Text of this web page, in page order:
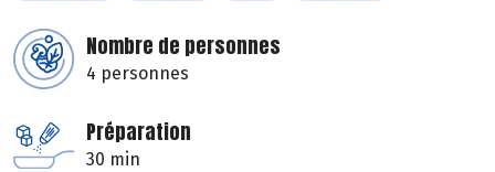
Nombre de personnes
4 personnes
Préparation
30 min